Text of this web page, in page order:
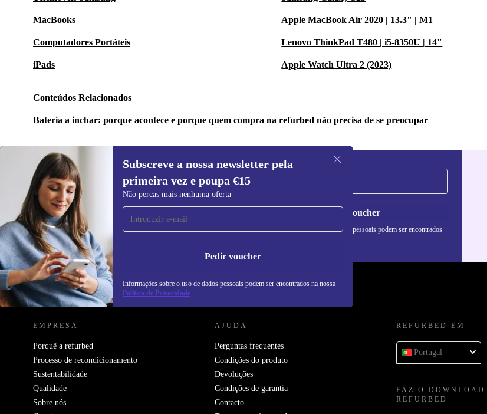
MacBooks
Computadores Portáteis
iPads
Apple MacBook Air 2020 | 13.3" | M1
Lenovo ThinkPad T480 | i5-8350U | 14"
Apple Watch Ultra 2 (2023)
Conteúdos Relacionados
Bateria a inchar: porque acontece e porque quem compra na refurbed não precisa de se preocupar
Subscreve a nossa newsletter pela
primeira vez e poupa €15
Não percas mais nenhuma oferta
Pedir voucher
Informações sobre o uso de dados pessoais podem ser encontrados na nossa
Política de Privacidade
Subscreve a nossa newsletter pela
primeira vez e poupa 15€!
Não percas mais nenhuma oferta.
Pedir voucher
Informações sobre o uso de dados pessoais podem ser encontrados
REFURBED PORTUGAL - RETHINK NEW.
EMPRESA
Porquê a refurbed
Processo de recondicionamento
Sustentabilidade
Qualidade
Sobre nós
AJUDA
Perguntas frequentes
Condições do produto
Devoluções
Condições de garantia
Contacto
REFURBED EM
Portugal
FAZ O DOWNLOAD
REFURBED